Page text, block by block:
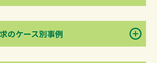
のケース別事例